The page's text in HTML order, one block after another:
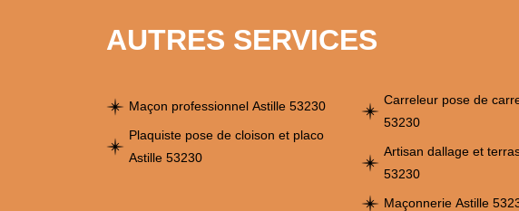
AUTRES SERVICES
Maçon professionnel Astille 53230
Plaquiste pose de cloison et placo
Astille 53230
Carreleur pose de
53230
Artisan dallage et
53230
Maçonnerie Astille